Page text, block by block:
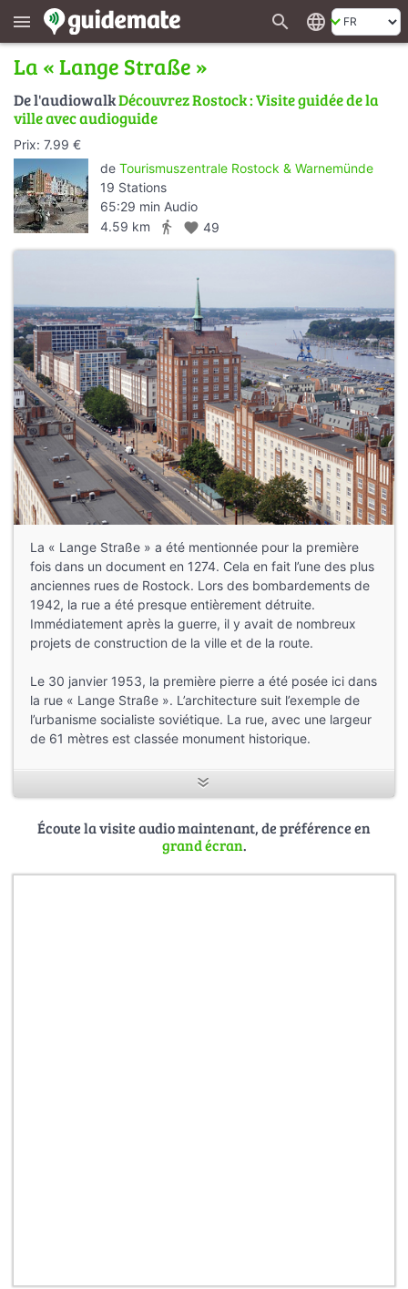
menu search language
La « Lange Straße »
De l'audiowalkDécouvrez Rostock : Visite guidée de la
ville avec audioguide
Prix: 7.99 €
de Tourismuszentrale Rostock & Warnemünde
19 Stations
65:29 min Audio
4.59 km
directions_walk favorite 49
La « Lange Straße » a été mentionnée pour la première
fois dans un document en 1274. Cela en fait l’une des plus
anciennes rues de Rostock. Lors des bombardements de
1942, la rue a été presque entièrement détruite.
Immédiatement après la guerre, il y avait de nombreux
projets de construction de la ville et de la route.
Le 30 janvier 1953, la première pierre a été posée ici dans
la rue « Lange Straße ». L’architecture suit l’exemple de
l’urbanisme socialiste soviétique. La rue, avec une largeur
de 61 mètres est classée monument historique.
Photos :Joachim Kloock, Zur Kogge
Écoute la visite audio maintenant, de préférence en
grand écran.